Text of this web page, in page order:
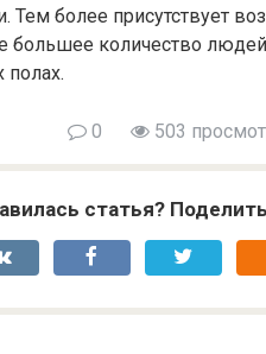
Тем более присутствует
большее количество
полах.
0 503
статья?